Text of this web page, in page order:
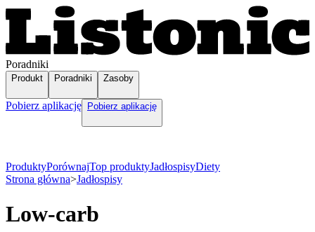
Poradniki
Produkt Poradniki Zasoby
Pobierz aplikację Pobierz aplikację
ProduktyPorównajTop produktyJadłospisyDiety
Strona główna>Jadłospisy
Low-carb